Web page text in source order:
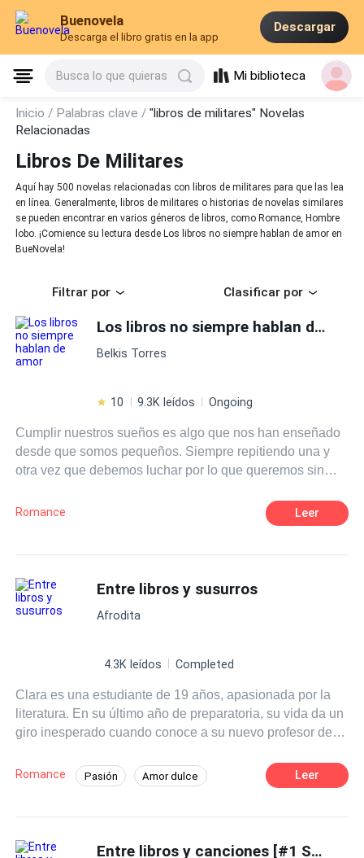
Buenovela
Descarga el libro gratis en la app
Descargar
Busca lo que quieras Mi biblioteca
Inicio / Palabras clave /"libros de militares" Novelas
Relacionadas
Libros De Militares
Aquí hay 500 novelas relacionadas con libros de militares para que las lea
en línea. Generalmente, libros de militares o historias de novelas similares
se pueden encontrar en varios géneros de libros, como Romance, Hombre
lobo. ¡Comience su lectura desde Los libros no siempre hablan de amor en
BueNovela!
Filtrar por Clasificar por
Los libros no siempre hablan de amor
Belkis Torres
10 9.3K leídos Ongoing
Cumplir nuestros sueños es algo que nos han enseñado
desde que somos pequeños. Siempre repitiendo una y
otra vez que debemos luchar por lo que queremos sin
tenía en mente cuando se subió a un avión para ir al otro
extremo del país, para perseguir eso que tanto anhelaba.
cosas más, nuevas amistades, nuevos gustos, pero sobre
todo, algo sobre lo que solamente había escrito y leído: el
Romance Leer
Entre libros y susurros
Afrodita
4.3K leídos Completed
Clara es una estudiante de 19 años, apasionada por la
literatura. En su último año de preparatoria, su vida da un
giro inesperado cuando conoce a su nuevo profesor de
talentoso que despierta en ella una admiración profunda.
A medida que las clases avanzan Clara se siente cada
Romance Pasión Amor dulce
Primer Amor
Leer
Entre libros y canciones [#1 Saga Mi vida entre idols] e